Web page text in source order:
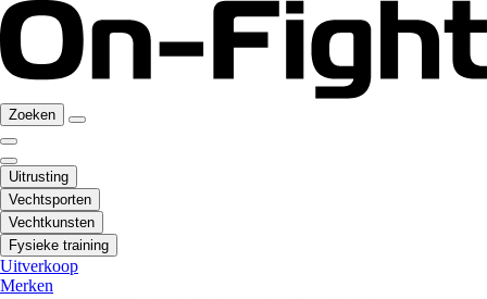
Zoeken
Uitrusting
Vechtsporten
Vechtkunsten
Fysieke training
Uitverkoop
Merken